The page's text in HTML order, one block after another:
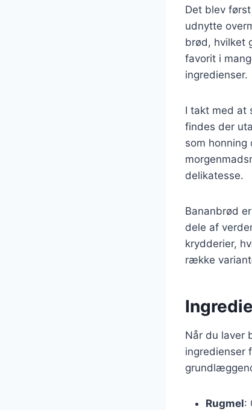
Det blev
udnytte
brød, hvilket
favorit i
ingredienser.
I takt med at
findes der
som
delikatesse.
Bananbrød
dele af
krydderier,
række
Når du laver
ingredienser
Rugmel: